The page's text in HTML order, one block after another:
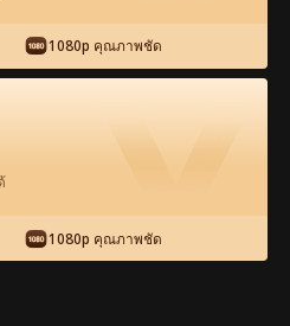
ชาติมารัก เต็มเรื่อง
42
1080p คุณภาพชัด
1080p คุณภาพชัด